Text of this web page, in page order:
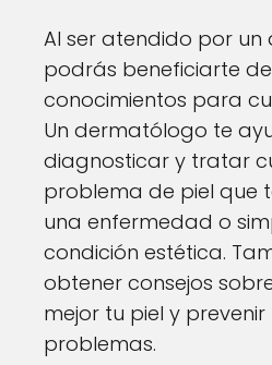
Al ser atendido por
podrás beneficiarte
conocimientos para
Un dermatólogo te
diagnosticar y tratar
problema de piel que
una enfermedad o
condición estética.
obtener consejos
mejor tu piel y
problemas.